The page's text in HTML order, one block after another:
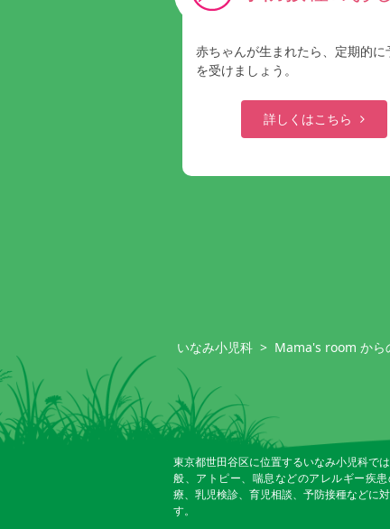
赤ちゃんが生まれたら、定期的に
を受けましょう。
詳しくはこちら
いなみ小児科 > Mama's room から
東京都世田谷区に位置するいなみ小児科で
般、アトピー、喘息などのアレルギー疾
療、乳児検診、育児相談、予防接種などに
す。